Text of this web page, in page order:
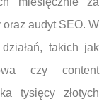
audyt SEO. W
takich jak
czy content
tysięcy złotych